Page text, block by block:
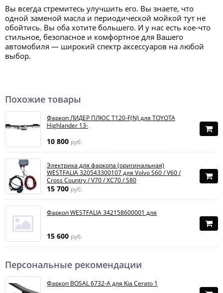
Вы всегда стремитесь улучшить его. Вы знаете, что
одной заменой масла и периодической мойкой тут не
обойтись. Вы оба хотите большего. И у нас есть кое-что
стильное, безопасное и комфортное для Вашего
автомобиля — широкий спектр аксессуаров на любой
выбор.
Похожие товары
Фаркоп ЛИДЕР ПЛЮС T120-F(N) для TOYOTA
Highlander 13-
10 800 руб.
Электрика для фаркопа (оригинальная)
WESTFALIA 320543300107 для Volvo S60 / V60 /
Cross Country / V70 / XC70 / S80
15 700 руб.
Фаркоп WESTFALIA 342158600001 для
15 600 руб.
Персональные рекомендации
Фаркоп BOSAL 6732-A для Kia Cerato 1